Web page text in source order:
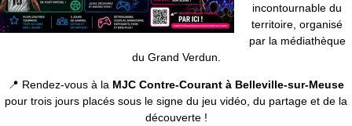
incontournable du
territoire, organisé
par la médiathèque
du Grand Verdun.
📍 Rendez-vous à la MJC Contre-Courant à Belleville-sur-Meuse
pour trois jours placés sous le signe du jeu vidéo, du partage et de la
découverte !